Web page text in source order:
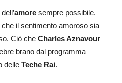
amore sempre possibile.
che il sentimento amoroso sia
Ciò che Charles Aznavour
brano dal programma
delle Teche Rai.